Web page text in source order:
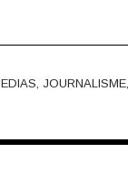
JOURNALISME,